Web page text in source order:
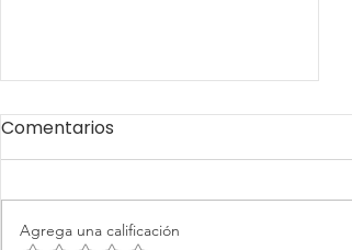
Comentarios
Agrega una calificación